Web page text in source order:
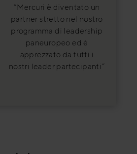
“Mercuri è diventato un
partner stretto nel nostro
programma di leadership
paneuropeo ed è
apprezzato da tutti i
nostri leader partecipanti”